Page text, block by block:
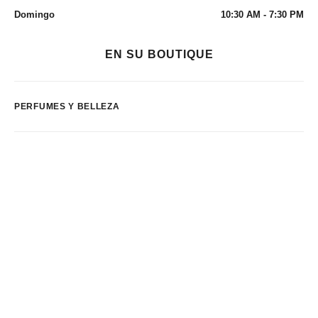
Domingo
10:30 AM - 7:30 PM
EN SU BOUTIQUE
PERFUMES Y BELLEZA